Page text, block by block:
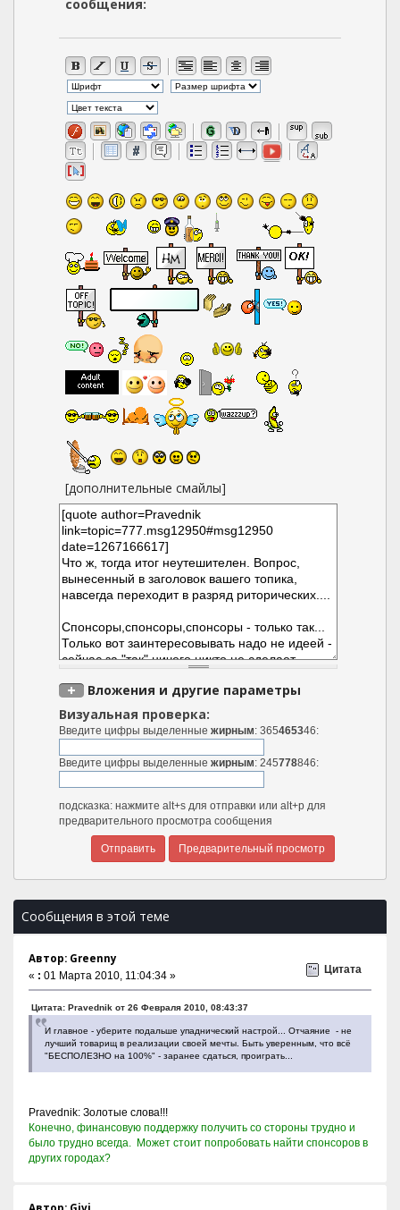
сообщения:
[дополнительные смайлы]
Вложения и другие параметры
Визуальная проверка:
Введите цифры выделенныежирным: 365465346:
Введите цифры выделенныежирным: 245778846:
подсказка: нажмите alt+s для отправки или alt+p для
предварительного просмотра сообщения
Сообщения в этой теме
Автор: Greenny
« : 01 Марта 2010, 11:04:34 »
Цитата
Цитата: Pravednik от 26 Февраля 2010, 08:43:37
И главное - уберите подальше упаднический настрой... Отчаяние - не
лучший товарищ в реализации своей мечты. Быть уверенным, что всё
"БЕСПОЛЕЗНО на 100%" - заранее сдаться, проиграть...
Pravednik: Золотые слова!!!
Конечно, финансовую поддержку получить со стороны трудно и
было трудно всегда. Может стоит попробовать найти спонсоров в
других городах?